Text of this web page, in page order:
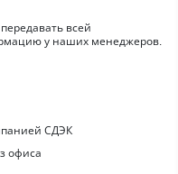
всей
у наших менеджеров.
СДЭК
офиса